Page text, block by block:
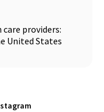
providers:
United States